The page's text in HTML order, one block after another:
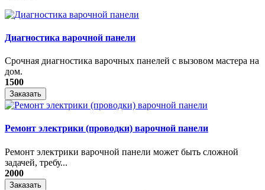
Диагностика варочной панели
Срочная диагностика варочных панелей с вызовом мастера на
дом.
1500
Заказать
Ремонт электрики (проводки) варочной панели
Ремонт электрики варочной панели может быть сложной
задачей, требу...
2000
Заказать